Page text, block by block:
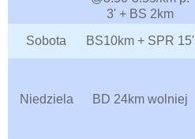
3' + BS 2km
Sobota BS10km + SPR 15'
Niedziela BD 24km wolniej